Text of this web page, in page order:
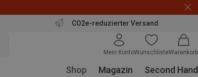
CO2e-reduzierter Versand
Mein KontoWunschlisteWarenkorb
Shop Magazin Second Hand